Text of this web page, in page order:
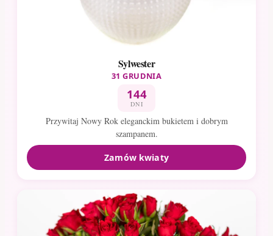
Sylwester
31 GRUDNIA
144
DNI
Przywitaj Nowy Rok eleganckim bukietem i dobrym
szampanem.
Zamów kwiaty